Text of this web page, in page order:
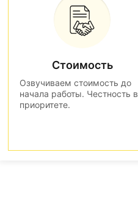
Стоимость
Озвучиваем стоимость до
начала работы. Честность в
приоритете.